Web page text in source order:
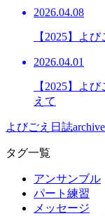
2026.04.08
【2025】よ
2026.04.01
【2025】よ
えて
よびごえ日誌
タグ一覧
アンサンブル
パート練習
メッセージ